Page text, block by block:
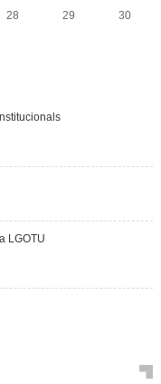
28 29
30
LGOTU